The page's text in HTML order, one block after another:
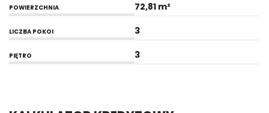
POWIERZCHNIA 72,81 m²
LICZBA POKOI 3
PIĘTRO 3